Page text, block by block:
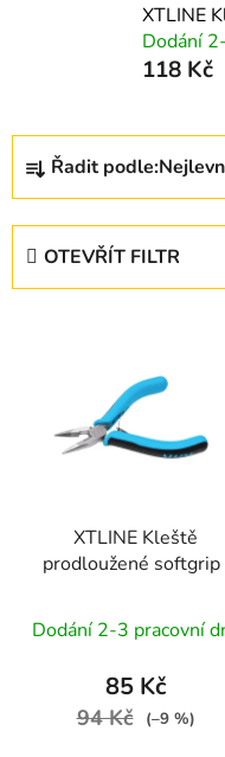
XTLINE
Dodání
118 Kč
Ř
z
Řadit podle:
OTEVŘÍT FILTR
XTLINE Kleště
prodloužené softgrip
Dodání 2-3 pracovní
85 Kč
94 Kč (–9 %)